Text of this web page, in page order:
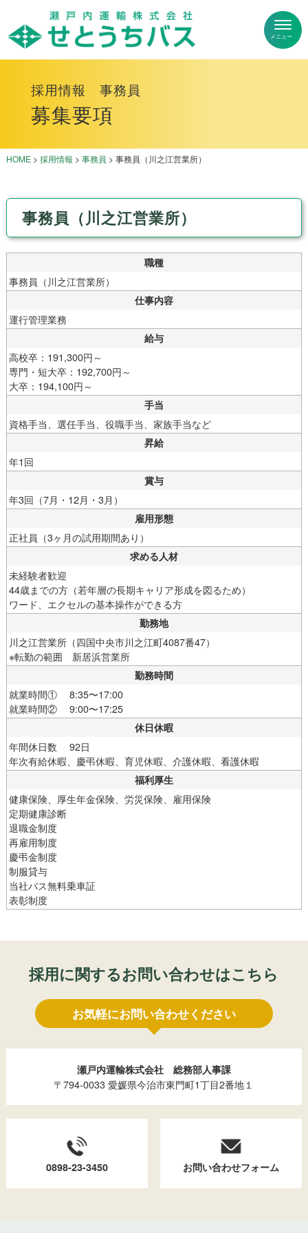
採用情報 事務員
募集要項
HOME> 採用情報 > 事務員 > 事務員（川之江営業所）
事務員（川之江営業所）
職種
事務員（川之江営業所）
仕事内容
運行管理業務
給与
高校卒：191,300円～
専門・短大卒：192,700円～
大卒：194,100円～
手当
資格手当、選任手当、役職手当、家族手当など
昇給
年1回
賞与
年3回（7月・12月・3月）
雇用形態
正社員（3ヶ月の試用期間あり）
求める人材
未経験者歓迎
44歳までの方（若年層の長期キャリア形成を図るため）
ワード、エクセルの基本操作ができる方
勤務地
川之江営業所（四国中央市川之江町4087番47）
※転勤の範囲 新居浜営業所
勤務時間
就業時間① 8:35〜17:00
就業時間② 9:00〜17:25
休日休暇
年間休日数 92日
年次有給休暇、慶弔休暇、育児休暇、介護休暇、看護休暇
福利厚生
健康保険、厚生年金保険、労災保険、雇用保険
定期健康診断
退職金制度
再雇用制度
慶弔金制度
制服貸与
当社バス無料乗車証
表彰制度
採用に関するお問い合わせはこちら
お気軽にお問い合わせください
瀬戸内運輸株式会社 総務部人事課
〒794-0033 愛媛県今治市東門町1丁目2番地１
0898-23-3450 お問い合わせフォーム